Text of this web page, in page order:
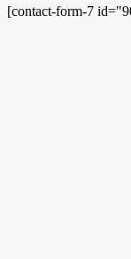
[contact-form-7